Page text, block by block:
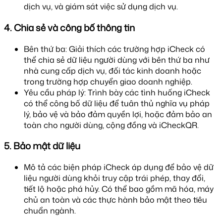
dịch vụ, và giám sát việc sử dụng dịch vụ.
4. Chia sẻ và công bố thông tin
Bên thứ ba: Giải thích các trường hợp iCheck có
thể chia sẻ dữ liệu người dùng với bên thứ ba như
nhà cung cấp dịch vụ, đối tác kinh doanh hoặc
trong trường hợp chuyển giao doanh nghiệp.
Yêu cầu pháp lý: Trình bày các tình huống iCheck
có thể công bố dữ liệu để tuân thủ nghĩa vụ pháp
lý, bảo vệ và bảo đảm quyền lợi, hoặc đảm bảo an
toàn cho người dùng, cộng đồng và iCheckQR.
5. Bảo mật dữ liệu
Mô tả các biện pháp iCheck áp dụng để bảo vệ dữ
liệu người dùng khỏi truy cập trái phép, thay đổi,
tiết lộ hoặc phá hủy. Có thể bao gồm mã hóa, máy
chủ an toàn và các thực hành bảo mật theo tiêu
chuẩn ngành.